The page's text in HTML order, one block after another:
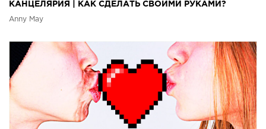
КАНЦЕЛЯРИЯ | КАК СДЕЛАТЬ СВОИМИ РУКАМИ?
Anny May